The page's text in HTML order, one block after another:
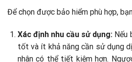
Để chọn được bảo hiểm phù hợp,
Xác định nhu cầu sử dụng: Nếu
tốt và ít khả năng cần sử dụng
nhân có thể tiết kiệm hơn.